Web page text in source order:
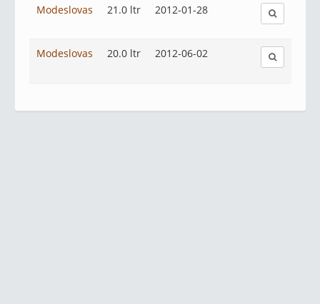
Modeslovas 21.0 ltr 2012-01-28
Modeslovas 20.0 ltr 2012-06-02